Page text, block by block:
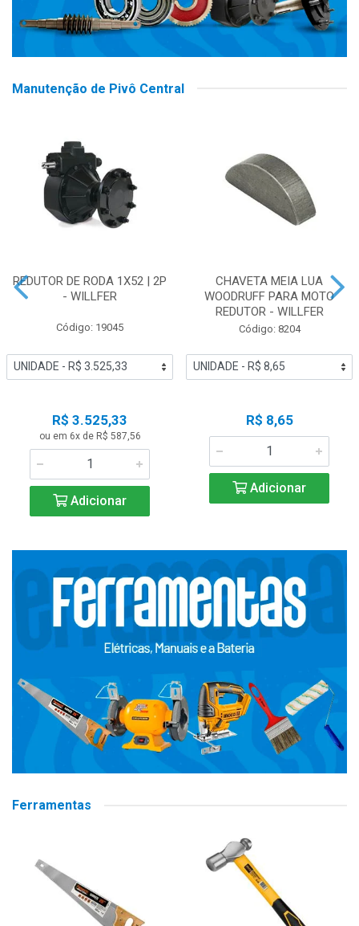
Manutenção de Pivô Central
REDUTOR DE RODA 1X52 | 2P
- WILLFER
Código: 19045
R$ 3.525,33
ou em 6x de R$ 587,56
Adicionar
CHAVETA MEIA LUA
WOODRUFF PARA MOTO
REDUTOR - WILLFER
Código: 8204
R$ 8,65
Adicionar
Ferramentas